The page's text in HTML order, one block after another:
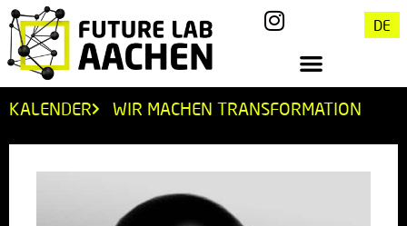
DE
KALENDER WIR MACHEN TRANSFORMATION